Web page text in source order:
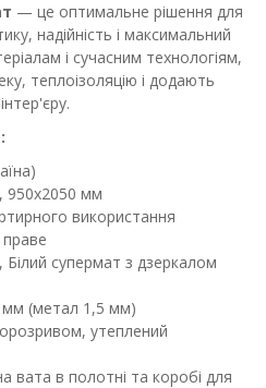
— це оптимальне рішення для
надійність і максимальний
і сучасним технологіям,
теплоізоляцію і додають
950х2050 мм
використання
праве
Білий супермат з дзеркалом
(метал 1,5 мм)
утеплений
вата в полотні та коробі для